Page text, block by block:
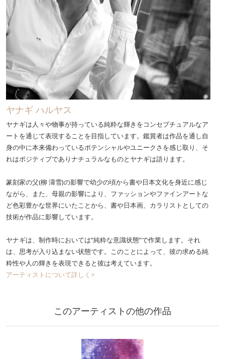
ヤナギ ハルヤス
ヤナギは人々や物事が持っている純粋な輝きをコンセプチュアルなア
ートを通じて表現することを目指しています。鑑賞者は作品を通し自
身の中に本来備わっているポテンシャルやユニークさを感じ取り、そ
れはポジティブでありナチュラルなものとヤナギは語ります。
篆刻家の父(柳 濤雪)の影響で幼少の頃から書や日本文化を身近に感じ
ながら、また、母親の影響により、ファッションやファインアートな
ど色彩豊かな世界にいたことから、書や日本画、カラリストとしての
技術が作品に影響しています。
ヤナギは、制作時においては”純粋な意識状態”で作業します。それ
は、思考が入り込まない状態です。このことによって、彼の求める純
粋性や人の輝きを表現できると彼は考えています。
アーティストについて詳しく>
このアーティストの他の作品